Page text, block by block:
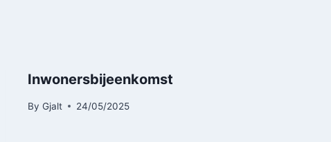
Inwonersbijeenkomst
By Gjalt 24/05/2025